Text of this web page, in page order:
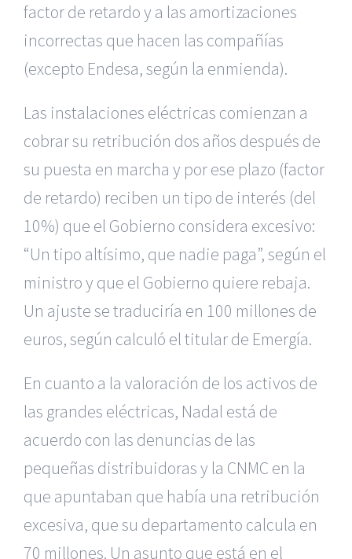
factor de retardo y a las amortizaciones
incorrectas que hacen las compañías
(excepto Endesa, según la enmienda).
Las instalaciones eléctricas comienzan a
cobrar su retribución dos años después de
su puesta en marcha y por ese plazo (factor
de retardo) reciben un tipo de interés (del
10%) que el Gobierno considera excesivo:
“Un tipo altísimo, que nadie paga”, según el
ministro y que el Gobierno quiere rebaja.
Un ajuste se traduciría en 100 millones de
euros, según calculó el titular de Emergía.
En cuanto a la valoración de los activos de
las grandes eléctricas, Nadal está de
acuerdo con las denuncias de las
pequeñas distribuidoras y la CNMC en la
que apuntaban que había una retribución
excesiva, que su departamento calcula en
70 millones. Un asunto que está en el